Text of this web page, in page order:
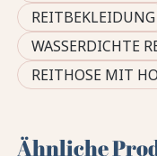
REITBEKLEIDUNG
WASSERDICHTE
REITHOSE MIT
Ähnliche